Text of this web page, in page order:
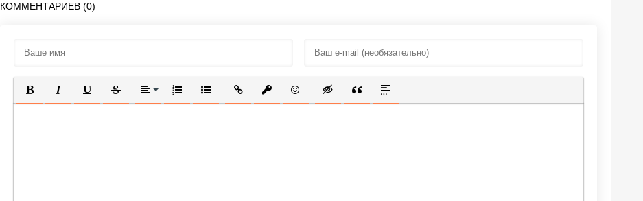
КОММЕНТАРИЕВ (0)
ПОЛУЖИРНЫЙ
КУРСИВПОДЧЕРКНУТЫЙ
ЗАЧЕРКНУТЫЙВЫРАВНИВАНИЕ
НУМЕРОВАННЫЙ СПИСОК
МАРКИРОВАННЫЙ СПИСОК
ВСТАВИТЬ ССЫЛКУ
ВСТАВИТЬ ЗАЩИЩЕННУЮ ССЫЛКУ
ВСТАВИТЬ СМАЙЛИК
ВСТАВКА СКРЫТОГО ТЕКСТА
ВСТАВКА ЦИТАТЫ
ВСТАВКА СПОЙЛЕРА